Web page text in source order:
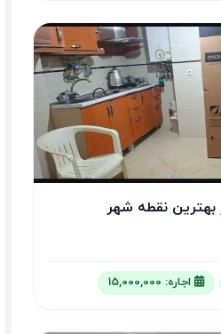
بهترین نقطه شهر
اجاره: 15,000,000